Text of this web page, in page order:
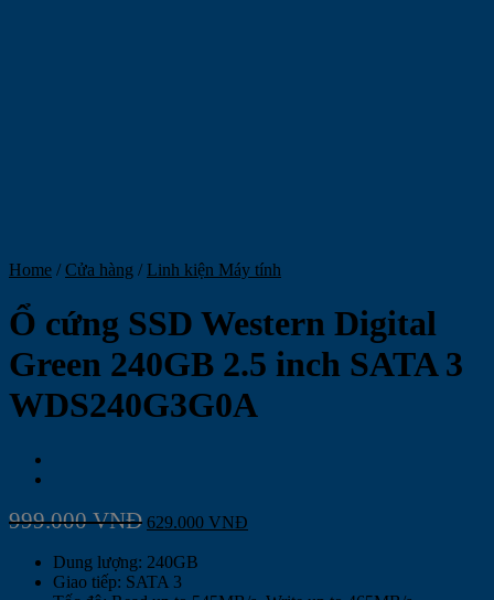
Home / Cửa hàng / Linh kiện Máy tính
Ổ cứng SSD Western Digital
Green 240GB 2.5 inch SATA 3
WDS240G3G0A
999.000VNĐ 629.000 VNĐ
Dung lượng: 240GB
Giao tiếp: SATA 3